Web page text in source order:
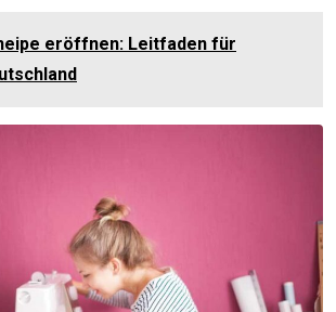
eröffnen: Leitfaden für